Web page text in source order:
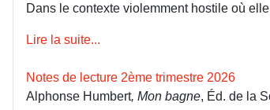
Dans le contexte violemment hostile où
Lire la suite...
Notes de lecture 2ème trimestre 2026
Alphonse Humbert, Mon bagne, Éd. de la